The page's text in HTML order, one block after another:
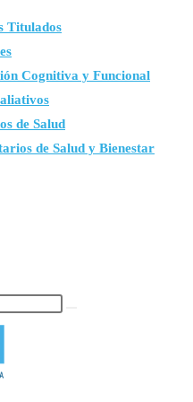
Titulados
Cognitiva y Funcional
de Salud
de Salud y Bienestar